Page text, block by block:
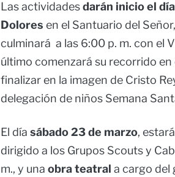
Las actividadesdarán inicio el
Dolores en el Santuario del
culminará a las 6:00 p. m. con el
último comenzará su recorrido
finalizar en la imagen de Cristo
delegación de niños Semana
El día sábado 23 de marzo,
dirigido a los Grupos Scouts y
m., y una obra teatral a cargo del